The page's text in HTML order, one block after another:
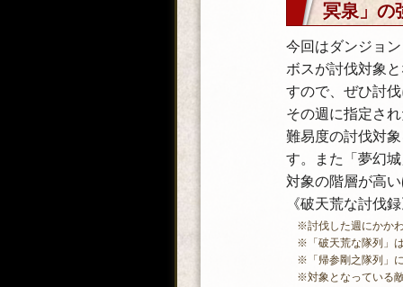
冥泉」の
今回はダンジョ
ボスが討伐対象
すので、ぜひ討
その週に指定さ
難易度の討伐対
す。また「夢幻
対象の階層が高
《破天荒な討伐
※討伐した週にかか
※「破天荒な隊列」
※「帰参剛之隊列」
※対象となっている